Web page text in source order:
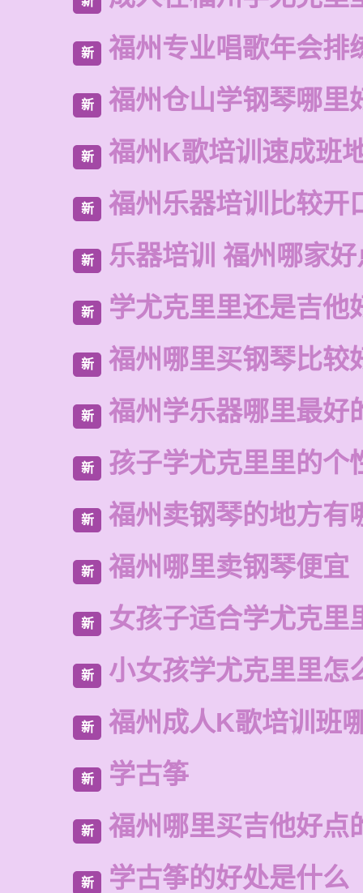
新 福州专业唱歌年会排
新 福州仓山学钢琴哪里
新 福州K歌培训速成班
新 福州乐器培训比较开
新 乐器培训 福州哪家
新 学尤克里里还是吉他
新 福州哪里买钢琴比较
新 福州学乐器哪里最好
新 孩子学尤克里里的个
新 福州卖钢琴的地方有
新 福州哪里卖钢琴便宜
新 女孩子适合学尤克里
新 小女孩学尤克里里怎
新 福州成人K歌培训班
新 学古筝
新 福州哪里买吉他好点
新 学古筝的好处是什么